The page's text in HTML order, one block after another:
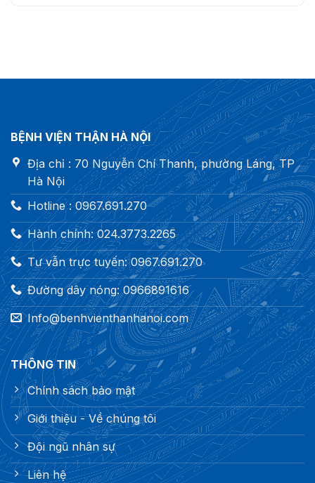
BỆNH VIỆN THẬN HÀ NỘI
Địa chỉ : 70 Nguyễn Chí Thanh, phường Láng, TP
Hà Nội
Hotline : 0967.691.270
Hành chính: 024.3773.2265
Tư vẫn trực tuyến: 0967.691.270
Đường dây nóng: 0966891616
Info@benhvienthanhanoi.com
THÔNG TIN
Chính sách bảo mật
Giới thiệu - Về chúng tôi
Đội ngũ nhân sự
Liên hệ